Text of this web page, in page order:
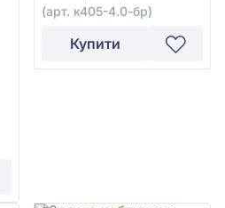
(арт. к405-4.0-бр)
Купити